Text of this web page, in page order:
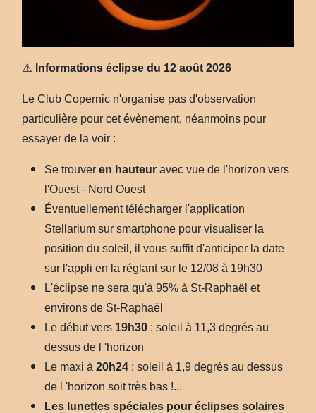
⚠️ Informations éclipse du 12 août 2026
Le Club Copernic n'organise pas d'observation
particulière pour cet évènement, néanmoins pour
essayer de la voir :
Se trouver en hauteur avec vue de l'horizon vers
l'Ouest - Nord Ouest
Éventuellement télécharger l'application
Stellarium sur smartphone pour visualiser la
position du soleil, il vous suffit d'anticiper la date
sur l'appli en la réglant sur le 12/08 à 19h30
L'éclipse ne sera qu'à 95% à St-Raphaël et
environs de St-Raphaël
Le début vers 19h30 : soleil à 11,3 degrés au
dessus de l 'horizon
Le maxi à 20h24 : soleil à 1,9 degrés au dessus
de l 'horizon soit très bas !...
Les lunettes spéciales pour éclipses solaires